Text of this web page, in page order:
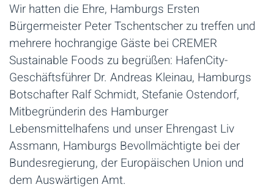
Wir hatten die Ehre, Hamburgs Ersten
Bürgermeister Peter Tschentscher zu treffen und
mehrere hochrangige Gäste bei CREMER
Sustainable Foods zu begrüßen: HafenCity-
Geschäftsführer Dr. Andreas Kleinau, Hamburgs
Botschafter Ralf Schmidt, Stefanie Ostendorf,
Mitbegründerin des Hamburger
Lebensmittelhafens und unser Ehrengast Liv
Assmann, Hamburgs Bevollmächtigte bei der
Bundesregierung, der Europäischen Union und
dem Auswärtigen Amt.